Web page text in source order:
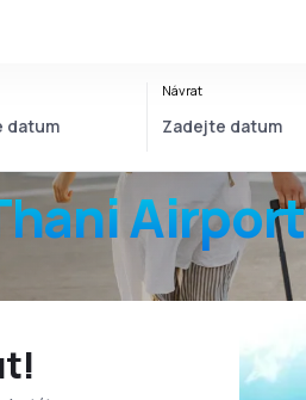
Airport
Návrat